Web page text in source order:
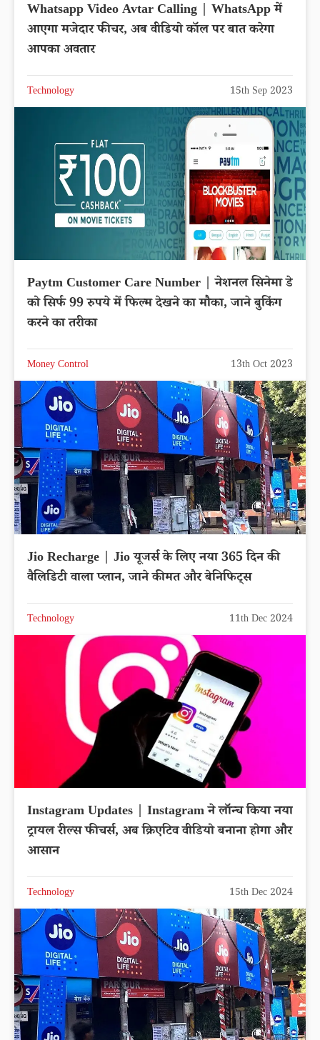
Whatsapp Video Avtar Calling | WhatsApp में
आएगा मजेदार फीचर, अब वीडियो कॉल पर बात करेगा
आपका अवतार
Technology 15th Sep 2023
Paytm Customer Care Number | नेशनल सिनेमा डे
को सिर्फ 99 रुपये में फिल्म देखने का मौका, जाने बुकिंग
करने का तरीका
Money Control 13th Oct 2023
Jio Recharge | Jio यूजर्स के लिए नया 365 दिन की
वैलिडिटी वाला प्लान, जाने कीमत और बेनिफिट्स
Technology 11th Dec 2024
Instagram Updates | Instagram ने लॉन्च किया नया
ट्रायल रील्स फीचर्स, अब क्रिएटिव वीडियो बनाना होगा और
आसान
Technology 15th Dec 2024